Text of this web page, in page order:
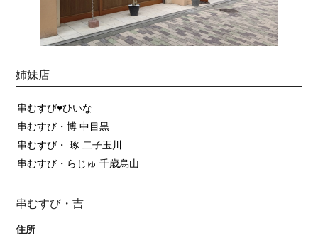
姉妹店
串むすび♥ひいな
串むすび・博 中目黒
串むすび・ 琢 二子玉川
串むすび・らじゅ 千歳烏山
串むすび・吉
住所